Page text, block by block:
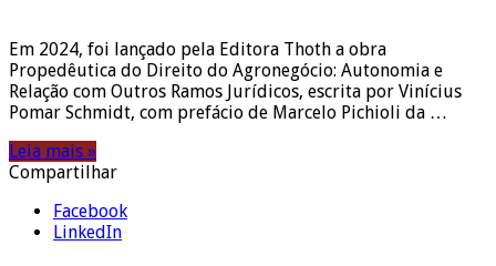
Em 2024, foi lançado pela Editora Thoth a obra
Propedêutica do Direito do Agronegócio: Autonomia e
Relação com Outros Ramos Jurídicos, escrita por Vinícius
Pomar Schmidt, com prefácio de Marcelo Pichioli da …
Leia mais »
Compartilhar
Facebook
LinkedIn